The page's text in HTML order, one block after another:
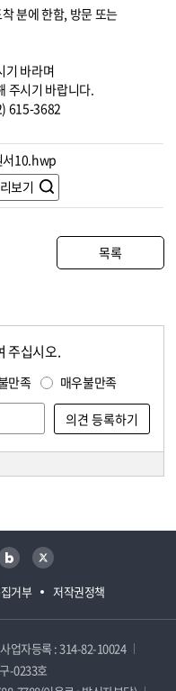
분에 한함, 방문 또는
기 바라며
주시기 바랍니다.
615-3682
서10.hwp
보기
목록
주십시오.
만족 매우불만족
거부 저작권정책
블로그 트위터
사업자등록 : 314-82-10024
-0233호